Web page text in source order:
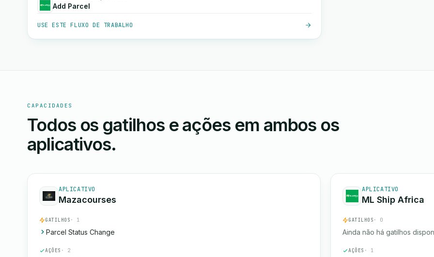
Add Parcel
USE ESTE FLUXO DE TRABALHO
CAPACIDADES
Todos os gatilhos e ações em ambos os
aplicativos.
APLICATIVO
Mazacourses
GATILHOS · 1
Parcel Status Change
AÇÕES · 2
APLICATIVO
ML Ship Africa
GATILHOS · 0
Ainda não há gatilhos
AÇÕES · 1